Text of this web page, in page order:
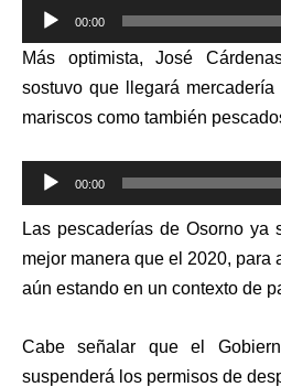
Reproductor
de
audio
00:00
Más optimista, José
sostuvo que
llegará
mariscos como también
Reproductor
de
audio
00:00
Las pescaderías de Osorno ya
mejor manera que el 2020, para
aún estando en un contexto de
Cabe señalar que el
suspenderá los permisos de